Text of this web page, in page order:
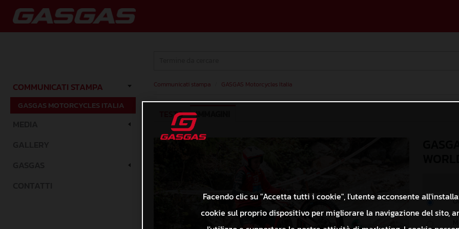
COMMUNICATI STAMPA
GASGAS MOTORCYCLES ITALIA
Communicati stampa GASGAS Motorcycles Italia
TESTO IMMAGINI
Facendo clic su "Accetta tutti i cookie", l'utente acconsente
cookie sul proprio dispositivo per migliorare la navigazione del sito,